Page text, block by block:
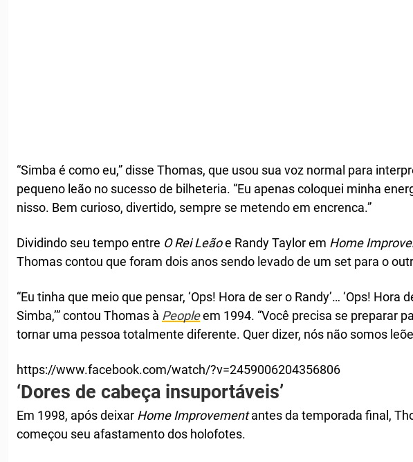
“Simba é como eu,” disse Thomas, que usou sua voz normal para
pequeno leão no sucesso de bilheteria. “Eu apenas coloquei minha
nisso. Bem curioso, divertido, sempre se metendo em encrenca.”
Dividindo seu tempo entre O Rei Leãoe Randy Taylor em Home
Thomas contou que foram dois anos sendo levado de um set para o
“Eu tinha que meio que pensar, ‘Ops! Hora de ser o Randy’… ‘Ops! Hora
Simba,’” contou Thomas à Peopleem 1994. “Você precisa se preparar
tornar uma pessoa totalmente diferente. Quer dizer, nós não somos
https://www.facebook.com/watch/?v=2459006204356806
‘Dores de cabeça insuportáveis’
Em 1998, após deixar Home Improvementantes da temporada final,
começou seu afastamento dos holofotes.